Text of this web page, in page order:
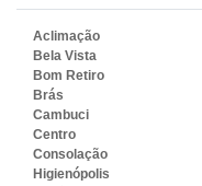
Aclimação
Bela Vista
Bom Retiro
Brás
Cambuci
Centro
Consolação
Higienópolis